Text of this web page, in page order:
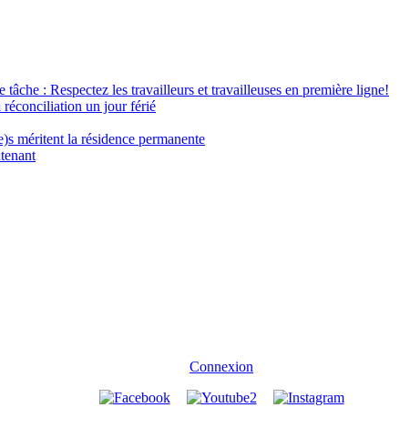
: Respectez les travailleurs et travailleuses en première ligne!
réconciliation un jour férié
méritent la résidence permanente
Connexion